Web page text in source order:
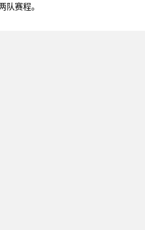
队赛程。